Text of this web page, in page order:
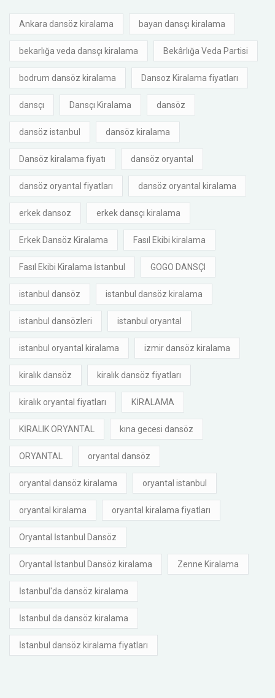
Ankara dansöz kiralama bayan dansçı kiralama
bekarlığa veda dansçı kiralama Bekârlığa Veda Partisi
bodrum dansöz kiralama Dansoz Kiralama fiyatları
dansçı Dansçı Kiralama dansöz
dansöz istanbul dansöz kiralama
Dansöz kiralama fiyatı dansöz oryantal
dansöz oryantal fiyatları dansöz oryantal kiralama
erkek dansoz erkek dansçı kiralama
Erkek Dansöz Kiralama Fasıl Ekibi kiralama
Fasıl Ekibi Kiralama İstanbul GOGO DANSÇI
istanbul dansöz istanbul dansöz kiralama
istanbul dansözleri istanbul oryantal
istanbul oryantal kiralama izmir dansöz kiralama
kiralık dansöz kiralık dansöz fiyatları
kiralık oryantal fiyatları KİRALAMA
KİRALIK ORYANTAL kına gecesi dansöz
ORYANTAL oryantal dansöz
oryantal dansöz kiralama oryantal istanbul
oryantal kiralama oryantal kiralama fiyatları
Oryantal İstanbul Dansöz
Oryantal İstanbul Dansöz kiralama Zenne Kiralama
İstanbul'da dansöz kiralama
İstanbul da dansöz kiralama
İstanbul dansöz kiralama fiyatları